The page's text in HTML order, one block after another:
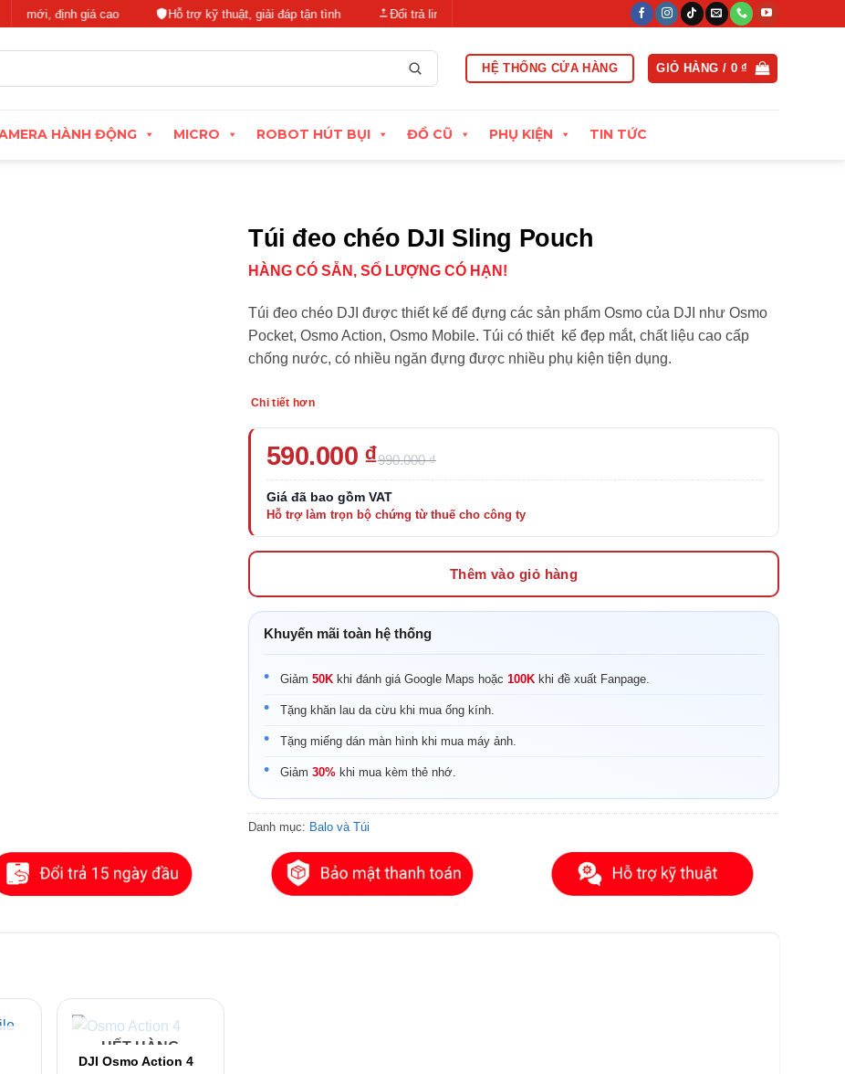
định giá cao Hỗ trợ kỹ thuật, giải đáp tận tình Đổi trả linh hoạt trong vòng 15 ngày đầu Xuất hóa đơn VAT đầy đủ
HỆ THỐNG CỬA HÀNG GIỎ HÀNG / 0₫
HÀNH ĐỘNG MICRO ROBOT HÚT BỤI ĐỒ CŨ PHỤ KIỆN TIN TỨC
Túi đeo chéo DJI Sling Pouch
HÀNG CÓ SẴN, SỐ LƯỢNG CÓ HẠN!
Túi đeo chéo DJI được thiết kế để đựng các sản phẩm Osmo của DJI như Osmo
Pocket, Osmo Action, Osmo Mobile. Túi có thiết kế đẹp mắt, chất liệu cao cấp
chống nước, có nhiều ngăn đựng được nhiều phụ kiện tiện dụng.
Chi tiết hơn
990.000₫
Giá
gốc
là:
990.000 ₫.
590.000 ₫
Giá
hiện
tại
là:
590.000 ₫.
Thêm vào giỏ hàng
Khuyến mãi toàn hệ thống
Giảm 50K khi đánh giá Google Maps hoặc 100K khi đề xuất Fanpage.
Tặng khăn lau da cừu khi mua ống kính.
Tặng miếng dán màn hình khi mua máy ảnh.
Giảm 30% khi mua kèm thẻ nhớ.
Danh mục: Balo và Túi
+
HẾT HÀNG
DJI Osmo Action 4